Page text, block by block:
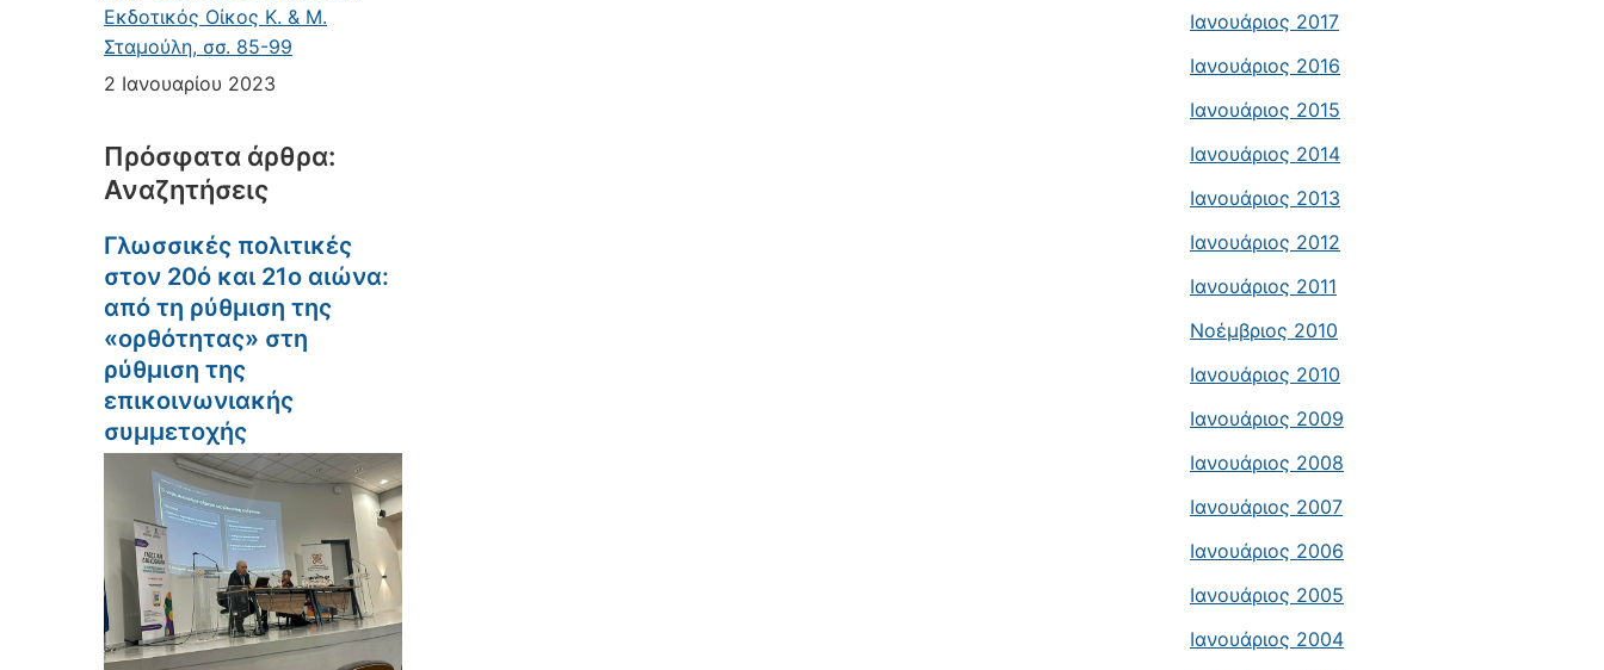
Εκδοτικός Οίκος Κ. & Μ.
Σταμούλη, σσ. 85-99
2 Ιανουαρίου 2023
Πρόσφατα άρθρα:
Αναζητήσεις
Γλωσσικές πολιτικές
στον 20ό και 21ο αιώνα:
από τη ρύθμιση της
«ορθότητας» στη
ρύθμιση της
επικοινωνιακής
συμμετοχής
Ιανουάριος 2017
Ιανουάριος 2016
Ιανουάριος 2015
Ιανουάριος 2014
Ιανουάριος 2013
Ιανουάριος 2012
Ιανουάριος 2011
Νοέμβριος 2010
Ιανουάριος 2010
Ιανουάριος 2009
Ιανουάριος 2008
Ιανουάριος 2007
Ιανουάριος 2006
Ιανουάριος 2005
Ιανουάριος 2004